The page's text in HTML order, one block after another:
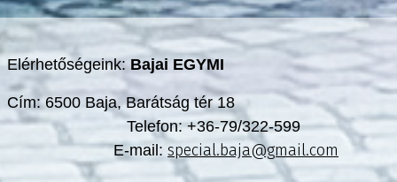
Elérhetőségeink: Bajai EGYMI
Cím: 6500 Baja, Barátság tér 18
Telefon: +36-79/322-599
E-mail: special.baja@gmail.com